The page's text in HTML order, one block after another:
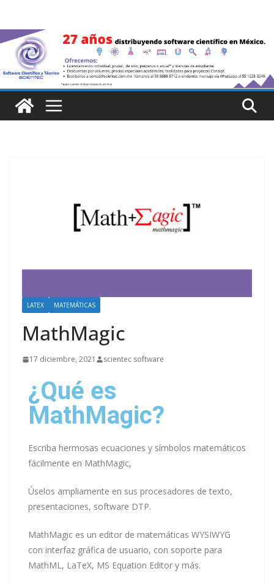
LATEX MATEMÁTICAS
MathMagic
17 diciembre, 2021 scientec software
¿Qué es
MathMagic?
Escriba hermosas ecuaciones y símbolos matemáticos
fácilmente en MathMagic,
Úselos ampliamente en sus procesadores de texto,
presentaciones, software DTP.
MathMagic es un editor de matemáticas WYSIWYG
con interfaz gráfica de usuario, con soporte para
MathML, LaTeX, MS Equation Editor y más.